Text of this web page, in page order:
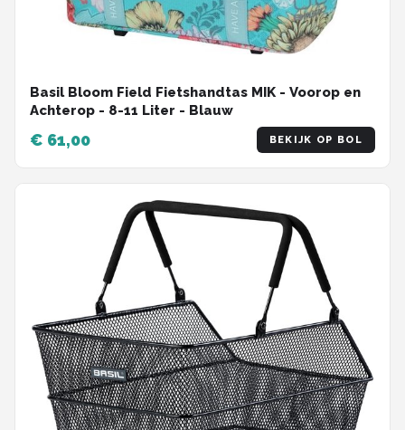
Basil Bloom Field Fietshandtas MIK - Voorop en
Achterop - 8-11 Liter - Blauw
€ 61,00 BEKIJK OP BOL